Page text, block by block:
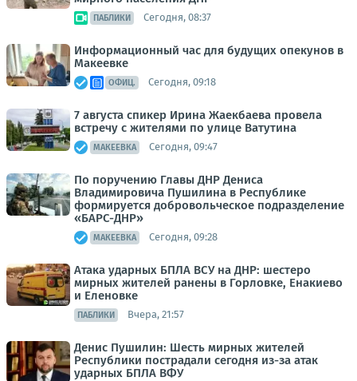
ПАБЛИКИ Сегодня, 08:37
Информационный час для будущих опекунов в
Макеевке
ОФИЦ. Сегодня, 09:18
7 августа спикер Ирина Жаекбаева провела
встречу с жителями по улице Ватутина
МАКЕЕВКА Сегодня, 09:47
По поручению Главы ДНР Дениса
Владимировича Пушилина в Республике
формируется добровольческое подразделение
«БАРС-ДНР»
МАКЕЕВКА Сегодня, 09:28
Атака ударных БПЛА ВСУ на ДНР: шестеро
мирных жителей ранены в Горловке, Енакиево
и Еленовке
ПАБЛИКИ Вчера, 21:57
Денис Пушилин: Шесть мирных жителей
Республики пострадали сегодня из-за атак
ударных БПЛА ВФУ